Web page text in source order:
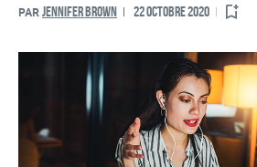
PAR JENNIFER BROWN 22 OCTOBRE 2020